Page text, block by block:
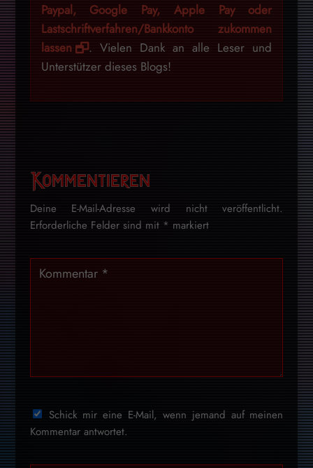
Paypal, Google Pay, Apple Pay oder
Lastschriftverfahren/Bankkonto zukommen
lassen
. Vielen Dank an alle Leser und
Unterstützer dieses Blogs!
Kommentieren
Deine E-Mail-Adresse wird nicht veröffentlicht.
Erforderliche Felder sind mit * markiert
Schick mir eine E-Mail, wenn jemand auf meinen
Kommentar antwortet.